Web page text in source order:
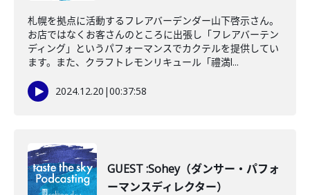
札幌を拠点に活動するフレアバーデンダー山下啓示さん。
お店ではなくお客さんのところに出張し「フレアバーテン
ディング」というパフォーマンスでカクテルを提供してい
ます。また、クラフトレモンリキュール「禮満l...
2024.12.20 |00:37:58
GUEST :Sohey（ダンサー・パフォ
ーマンスディレクター）